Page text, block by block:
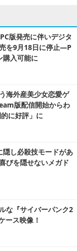
版発売に伴いデジタ
を9月18日に停止―P
購入可能に
海外産美少女恋愛ゲ
版配信開始からわ
に好評」に
隠し必殺技モードがあ
びを隠せないメガド
な『サイバーパンク2
ース映像！